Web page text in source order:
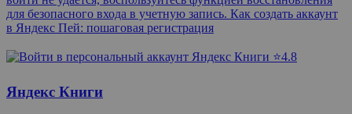
для безопасного входа в учетную запись. Как создать аккаунт
в Яндекс Пей: пошаговая регистрация
⭐4.8
Яндекс Книги